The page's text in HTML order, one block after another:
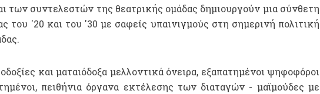
των συντελεστών της θεατρικής ομάδας δημιουργούν μια σύνθετη
του '20 και του '30 με σαφείς υπαινιγμούς στη σημερινή πολιτική
και ματαιόδοξα μελλοντικά όνειρα, εξαπατημένοι ψηφοφόροι
πειθήνια όργανα εκτέλεσης των διαταγών - μαϊμούδες με